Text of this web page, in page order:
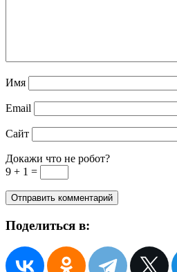
Имя
Email
Сайт
Докажи что не робот?
9 + 1 =
Поделиться в: